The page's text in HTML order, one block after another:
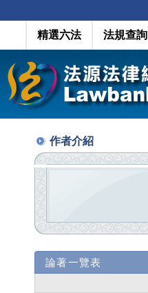
精選六法 法規查詢
作者介紹
論著一覽表